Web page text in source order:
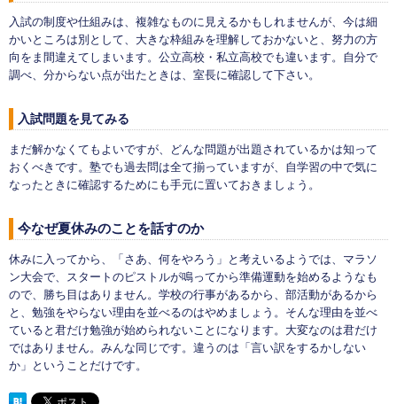
入試の制度や仕組みは、複雑なものに見えるかもしれませんが、今は細
かいところは別として、大きな枠組みを理解しておかないと、努力の方
向をま間違えてしまいます。公立高校・私立高校でも違います。自分で
調べ、分からない点が出たときは、室長に確認して下さい。
入試問題を見てみる
まだ解かなくてもよいですが、どんな問題が出題されているかは知って
おくべきです。塾でも過去問は全て揃っていますが、自学習の中で気に
なったときに確認するためにも手元に置いておきましょう。
今なぜ夏休みのことを話すのか
休みに入ってから、「さあ、何をやろう」と考えいるようでは、マラソ
ン大会で、スタートのピストルが鳴ってから準備運動を始めるようなも
ので、勝ち目はありません。学校の行事があるから、部活動があるから
と、勉強をやらない理由を並べるのはやめましょう。そんな理由を並べ
ていると君だけ勉強が始められないことになります。大変なのは君だけ
ではありません。みんな同じです。違うのは「言い訳をするかしない
か」ということだけです。